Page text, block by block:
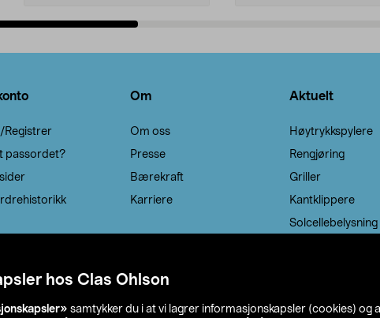
hos Clas Ohlson
samtykker du i at vi lagrer informasjonskapsler (cookies) og
Registrer
passordet?
Om
Om oss
Presse
Bærekraft
Karriere
Aktuelt
Høytrykkspylere
Rengjøring
Griller
Kantklippere
Solcellebelysning